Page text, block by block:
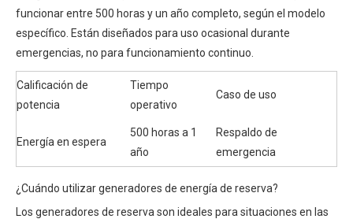
funcionar entre 500 horas y un año completo, según el modelo
específico. Están diseñados para uso ocasional durante
emergencias, no para funcionamiento continuo.
Calificación de
potencia
Tiempo
operativo
Caso de uso
Energía en espera
500 horas a 1
año
Respaldo de
emergencia
¿Cuándo utilizar generadores de energía de reserva?
Los generadores de reserva son ideales para situaciones en las